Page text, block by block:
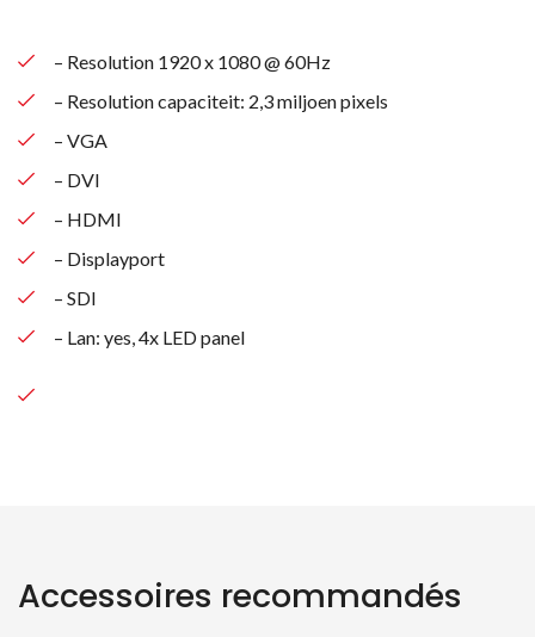
– Resolution 1920 x 1080 @ 60Hz
– Resolution capaciteit: 2,3 miljoen pixels
– VGA
– DVI
– HDMI
– Displayport
– SDI
– Lan: yes, 4x LED panel
Accessoires recommandés